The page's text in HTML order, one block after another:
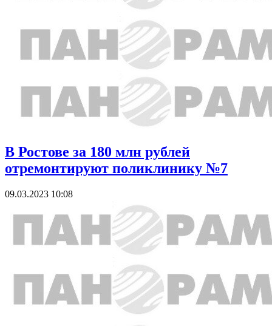
В Ростове за 180 млн рублей
отремонтируют поликлинику №7
09.03.2023 10:08